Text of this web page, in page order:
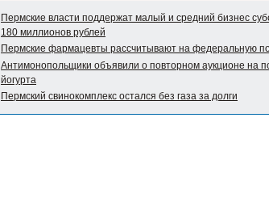
Пермские власти поддержат малый и средний бизнес
180 миллионов рублей
Пермские фармацевты рассчитывают на федеральную
Антимонопольщики объявили о повторном аукционе на
йогурта
Пермский свинокомплекс остался без газа за долги